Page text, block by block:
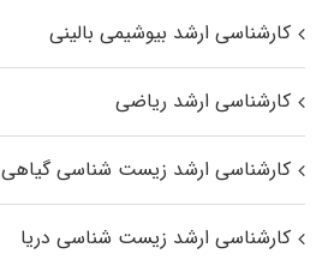
کارشناسی ارشد بیوشیمی بالینی
کارشناسی ارشد ریاضی
کارشناسی ارشد زیست‌ شناسی گیاهی
کارشناسی ارشد زیست‌ شناسی دریا